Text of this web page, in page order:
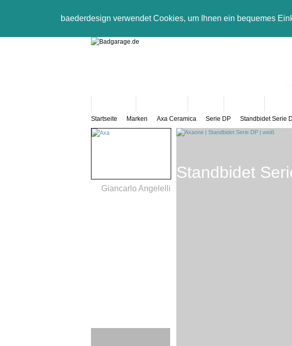
baederdesign verwendet Cookies, um Ihnen ein bequemes
Startseite Marken Axa Ceramica Serie DP Standbidet Serie
Giancarlo Angelelli
Standbidet